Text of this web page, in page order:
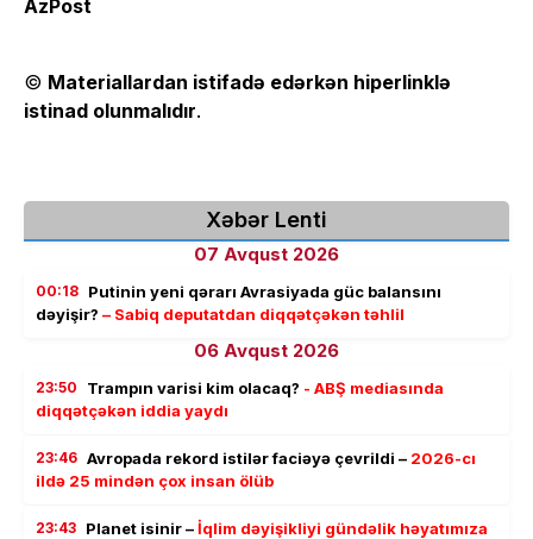
AzPost
© Materiallardan istifadə edərkən hiperlinklə
istinad olunmalıdır.
Xəbər Lenti
07 Avqust 2026
00:18 Putinin yeni qərarı Avrasiyada güc balansını
dəyişir? – Sabiq deputatdan diqqətçəkən təhlil
06 Avqust 2026
23:50 Trampın varisi kim olacaq? - ABŞ mediasında
diqqətçəkən iddia yaydı
23:46 Avropada rekord istilər faciəyə çevrildi – 2026-cı
ildə 25 mindən çox insan ölüb
23:43 Planet isinir –İqlim dəyişikliyi gündəlik həyatımıza